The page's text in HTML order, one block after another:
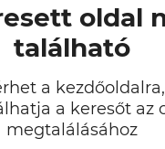
oldal
található
a
a keresőt az
megtalálásához